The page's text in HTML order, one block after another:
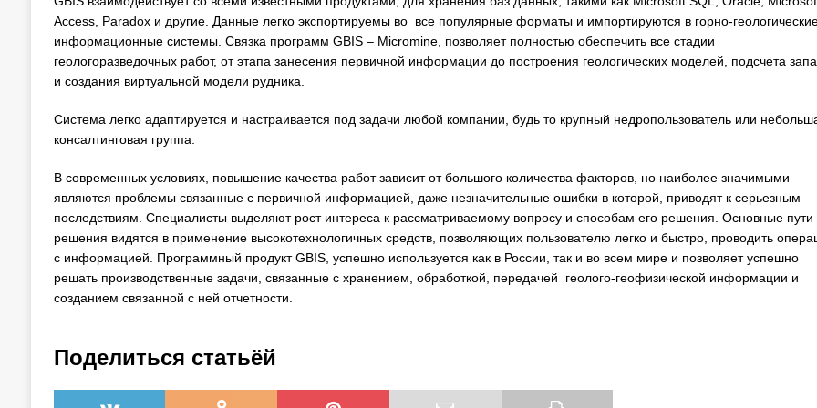
Access, Paradox и другие. Данные легко экспортируемы во все популярные форматы и импортируются в горно-
информационные системы. Связка программ GBIS – Micromine, позволяет полностью обеспечить все стадии
геологоразведочных работ, от этапа занесения первичной информации до построения геологических моделей, подсчета
и создания виртуальной модели рудника.
Система легко адаптируется и настраивается под задачи любой компании, будь то крупный недропользователь или
консалтинговая группа.
В современных условиях, повышение качества работ зависит от большого количества факторов, но наиболее значимыми
являются проблемы связанные с первичной информацией, даже незначительные ошибки в которой, приводят к серьезным
последствиям. Специалисты выделяют рост интереса к рассматриваемому вопросу и способам его решения. Основные пути
решения видятся в применение высокотехнологичных средств, позволяющих пользователю легко и быстро, проводить
с информацией. Программный продукт GBIS, успешно используется как в России, так и во всем мире и позволяет успешно
решать производственные задачи, связанные с хранением, обработкой, передачей геолого-геофизической информации и
созданием связанной с ней отчетности.
Поделиться статьёй